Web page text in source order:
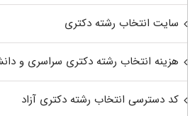
سایت انتخاب رشته دکتری
هزینه انتخاب رشته دکتری سراسری و
کد دسترسی انتخاب رشته دکتری آزاد